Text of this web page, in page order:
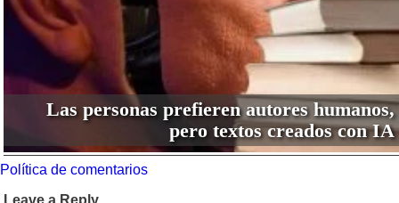
Las personas prefieren autores humanos,
pero textos creados con IA
Política de comentarios
Leave a Reply